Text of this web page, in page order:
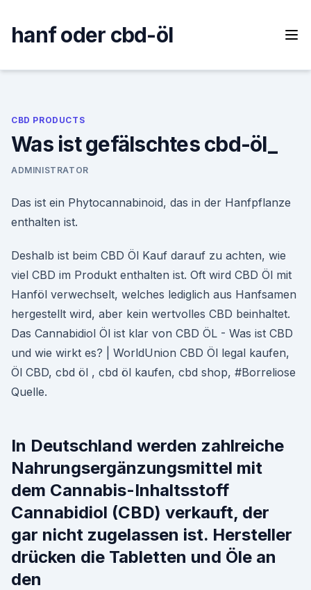
content
hanf oder cbd-öl
CBD PRODUCTS
Was ist gefälschtes cbd-öl_
ADMINISTRATOR
Das ist ein Phytocannabinoid, das in der Hanfpflanze
enthalten ist.
Deshalb ist beim CBD Öl Kauf darauf zu achten, wie
viel CBD im Produkt enthalten ist. Oft wird CBD Öl mit
Hanföl verwechselt, welches lediglich aus Hanfsamen
hergestellt wird, aber kein wertvolles CBD beinhaltet.
Das Cannabidiol Öl ist klar von CBD ÖL - Was ist CBD
und wie wirkt es? | WorldUnion CBD Öl legal kaufen,
Öl CBD, cbd öl , cbd öl kaufen, cbd shop, #Borreliose
Quelle.
In Deutschland werden zahlreiche
Nahrungsergänzungsmittel mit
dem Cannabis-Inhaltsstoff
Cannabidiol (CBD) verkauft, der
gar nicht zugelassen ist. Hersteller
drücken die Tabletten und Öle an
den